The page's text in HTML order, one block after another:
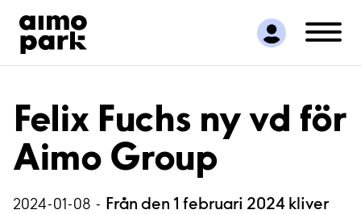
Hitta parkering
Samarbete
Kundservice
Felix Fuchs ny vd för
Aimo Group
2024-01-08 - Från den 1 februari 2024 kliver